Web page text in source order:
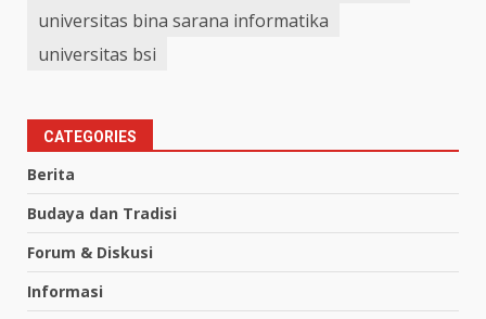
universitas bina sarana informatika
universitas bsi
CATEGORIES
Berita
Budaya dan Tradisi
Forum & Diskusi
Informasi